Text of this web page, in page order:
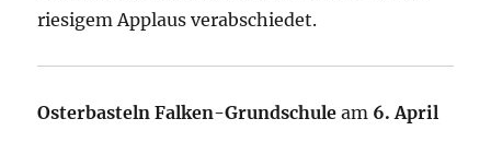
riesigem Applaus verabschiedet.
Osterbasteln Falken-Grundschule am 6. April